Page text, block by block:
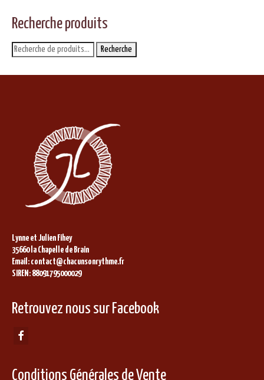
Recherche produits
Recherche
pour :
Recherche
Lynne et Julien Fihey
35660 la Chapelle de Brain
Email: contact@chacunsonrythme.fr
SIREN: 88091795000029
Retrouvez nous sur Facebook
Conditions Générales de Vente